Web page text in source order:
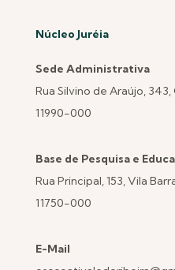
Núcleo Juréia
Sede Administrativa
Rua Silvino de Araújo,
11990-000
Base de Pesquisa e
Rua Principal, 153, Vila
11750-000
E-Mail